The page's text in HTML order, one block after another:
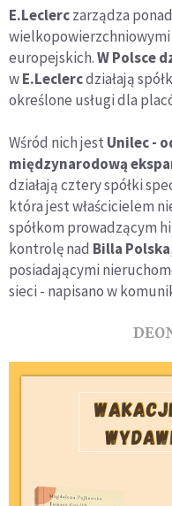
E.Leclerczarządza
wielkopowierzchniowymi
europejskich.W Polsce
wE.Leclercdziałają
określone usługi dla
Wśród nich jest Unilec -
międzynarodową
działają cztery spółki
która jest właścicielem
spółkom prowadzącym
kontrolę nad Billa Polska
posiadającymi
sieci - napisano w